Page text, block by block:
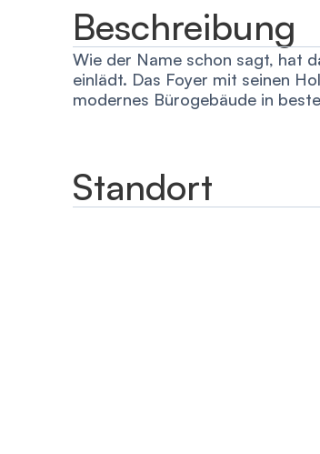
Beschreibung
Wie der Name schon sagt, hat
einlädt. Das Foyer mit seinen
modernes Bürogebäude in
Standort